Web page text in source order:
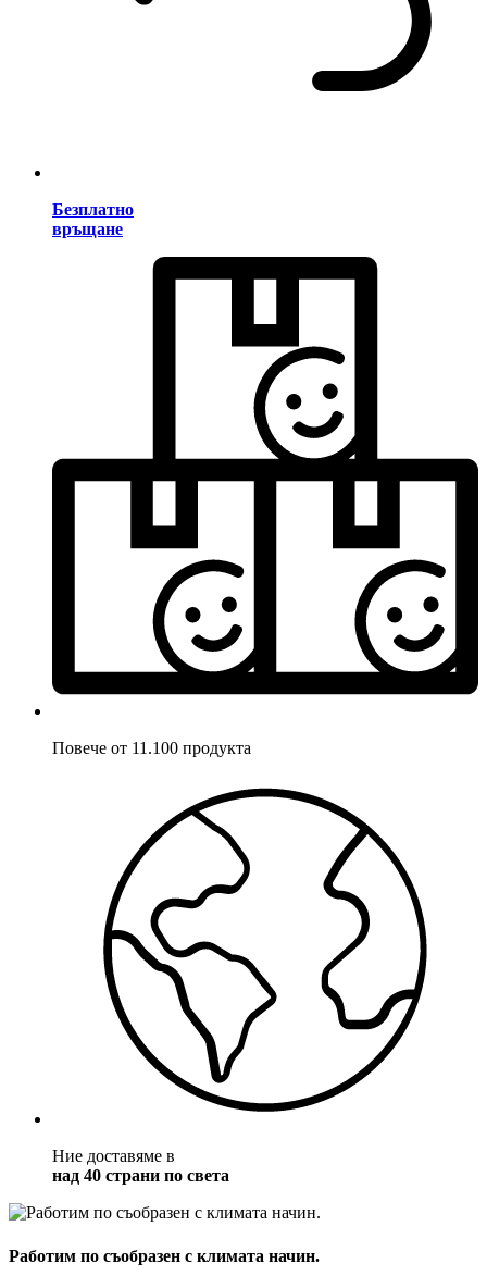
Безплатно
връщане
Повече от 11.100 продукта
Ние доставяме в
над 40 страни по света
Работим по съобразен с климата начин.